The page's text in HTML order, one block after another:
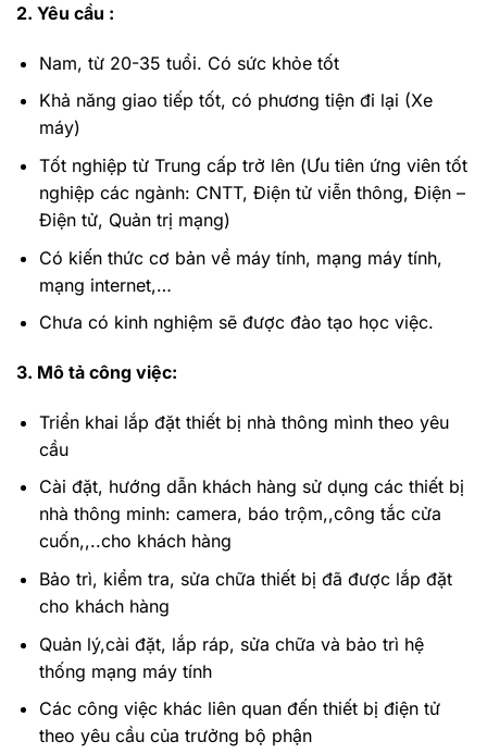
2. Yêu cầu :
Nam, từ 20-35 tuổi. Có sức khỏe tốt
Khả năng giao tiếp tốt, có phương tiện đi lại (Xe
máy)
Tốt nghiệp từ Trung cấp trở lên (Ưu tiên ứng viên tốt
nghiệp các ngành: CNTT, Điện tử viễn thông, Điện –
Điện tử, Quản trị mạng)
Có kiến thức cơ bản về máy tính, mạng máy tính,
mạng internet,…
Chưa có kinh nghiệm sẽ được đào tạo học việc.
3. Mô tả công việc:
Triển khai lắp đặt thiết bị nhà thông mình theo yêu
cầu
Cài đặt, hướng dẫn khách hàng sử dụng các thiết bị
nhà thông minh: camera, báo trộm,,công tắc cửa
cuốn,,..cho khách hàng
Bảo trì, kiểm tra, sửa chữa thiết bị đã được lắp đặt
cho khách hàng
Quản lý,cài đặt, lắp ráp, sửa chữa và bảo trì hệ
thống mạng máy tính
Các công việc khác liên quan đến thiết bị điện tử
theo yêu cầu của trưởng bộ phận